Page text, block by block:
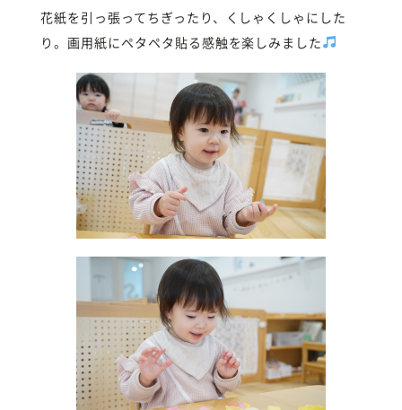
花紙を引っ張ってちぎったり、くしゃくしゃにした
り。画用紙にペタペタ貼る感触を楽しみました